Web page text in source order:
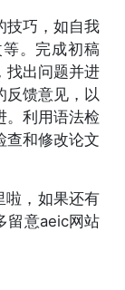
技巧，如自我
。完成初稿
找出问题并进
反馈意见，以
。利用语法检
查和修改论文
啦，如果还有
留意aeic网站